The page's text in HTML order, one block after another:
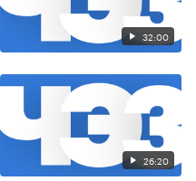
32:00
26:20